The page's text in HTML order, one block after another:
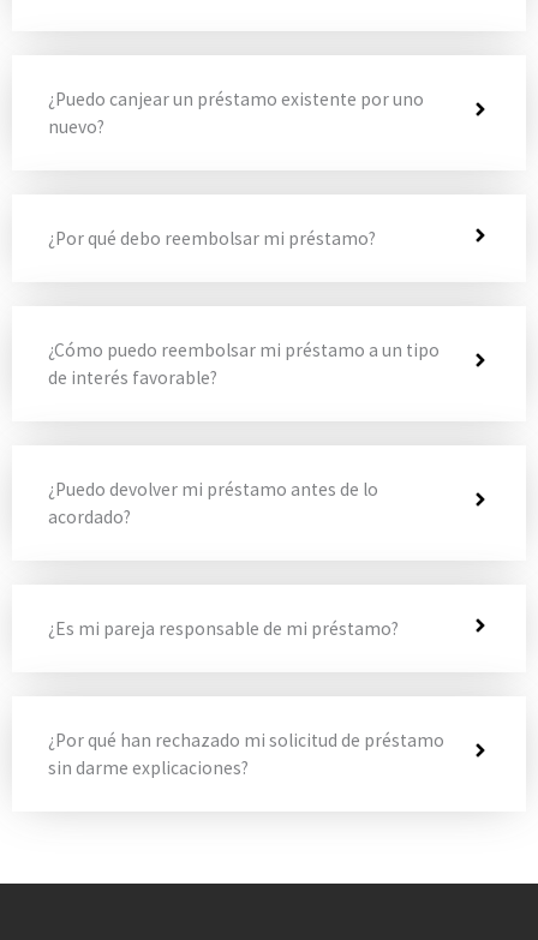
¿Puedo canjear un préstamo existente por uno
nuevo?
¿Por qué debo reembolsar mi préstamo?
¿Cómo puedo reembolsar mi préstamo a un tipo
de interés favorable?
¿Puedo devolver mi préstamo antes de lo
acordado?
¿Es mi pareja responsable de mi préstamo?
¿Por qué han rechazado mi solicitud de préstamo
sin darme explicaciones?